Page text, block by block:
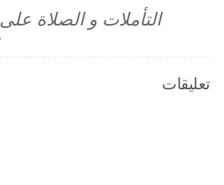
التأملات و الصلاة
تعليقات